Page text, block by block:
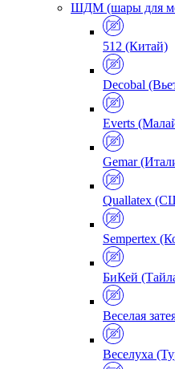
ШДМ (шары для
512 (Китай)
Decobal
Everts
Gemar
Quallatex
Sempertex
БиКей
Веселая
Веселуха